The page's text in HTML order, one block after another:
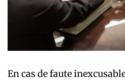
En cas de faute